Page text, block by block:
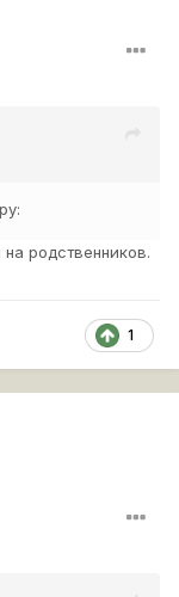
родственников.
1